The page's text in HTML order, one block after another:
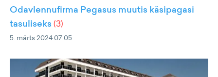
Odavlennufirma Pegasus muutis käsipagasi
tasuliseks (3)
5. märts 2024 07:05